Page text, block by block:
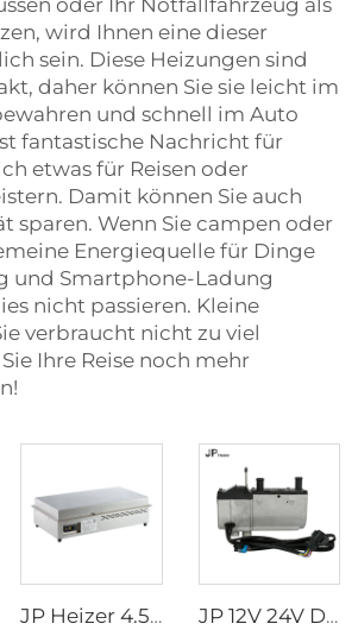
oder Ihr Notfallfahrzeug als
wird Ihnen eine dieser
sein. Diese Heizungen sind
daher können Sie sie leicht im
und schnell im Auto
fantastische Nachricht für
etwas für Reisen oder
Damit können Sie auch
sparen. Wenn Sie campen oder
Energiequelle für Dinge
und Smartphone-Ladung
nicht passieren. Kleine
verbraucht nicht zu viel
Ihre Reise noch mehr
JP Heizer 4.5KW Tragbarer Dieselkocher Ofen 12V Dieselkocher JP 12V 24V Diesel-Wasserflüssigheizung Parkheizung 5KW für Lkw